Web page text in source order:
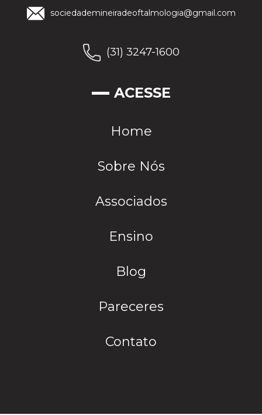
sociedademineiradeoftalmologia@gmail.com
(31) 3247-1600
ACESSE
Home
Sobre Nós
Associados
Ensino
Blog
Pareceres
Contato